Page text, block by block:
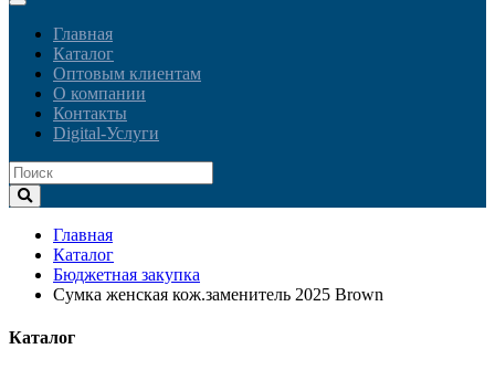
Toggle
navigationГлавная
Каталог
Оптовым клиентам
О компании
Контакты
Digital-Услуги
Главная
Каталог
Бюджетная закупка
Сумка женская кож.заменитель 2025 Brown
Каталог